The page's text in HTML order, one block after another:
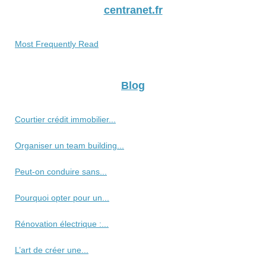
centranet.fr
Most Frequently Read
Blog
Courtier crédit immobilier...
Organiser un team building...
Peut-on conduire sans...
Pourquoi opter pour un...
Rénovation électrique :...
L’art de créer une...